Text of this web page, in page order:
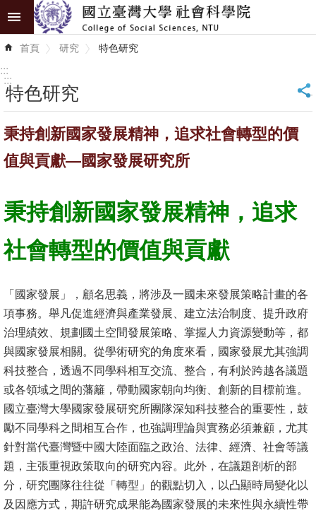
跳到主要內容區塊
進
階
識
學
學
術
單
位
研
究
告
國
際
化
高
首頁 研究 特色研究
:::
:::
特色研究 _
秉持創新國家發展精神，追求社會轉型的價
值與貢獻—國家發展研究所
秉持創新國家發展精神，追求
社會轉型的價值與貢獻
「國家發展」，顧名思義，將涉及一國未來發展策略計畫的各
項事務。舉凡促進經濟與產業發展、建立法治制度、提升政府
治理績效、規劃國土空間發展策略、掌握人力資源變動等，都
與國家發展相關。從學術研究的角度來看，國家發展尤其強調
科技整合，透過不同學科相互交流、整合，有利於跨越各議題
或各領域之間的藩籬，帶動國家朝向均衡、創新的目標前進。
國立臺灣大學國家發展研究所團隊深知科技整合的重要性，鼓
勵不同學科之間相互合作，也強調理論與實務必須兼顧，尤其
針對當代臺灣暨中國大陸面臨之政治、法律、經濟、社會等議
題，主張重視政策取向的研究內容。此外，在議題剖析的部
分，研究團隊往往從「轉型」的觀點切入，以凸顯時局變化以
及因應方式，期許研究成果能為國家發展的未來性與永續性帶